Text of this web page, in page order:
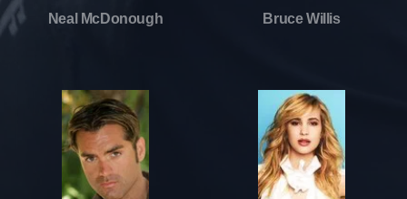
Neal McDonough Bruce Willis